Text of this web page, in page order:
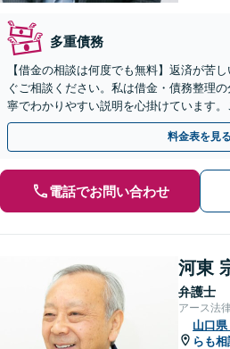
多重債務
【借金の相談は何度でも無料】返済が苦
ぐご相談ください。私は借金・債務整理
寧でわかりやすい説明を心掛けています
を全力で支えます【山口駅徒歩13分】【
料金表を見る
電話でお問い合わせ
河東
弁護士
アース法
山口県
らも相